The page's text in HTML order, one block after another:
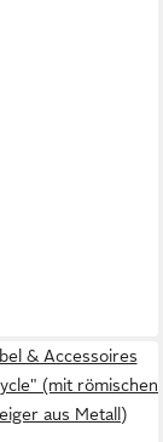
& Accessoires
(mit römischen
aus Metall)